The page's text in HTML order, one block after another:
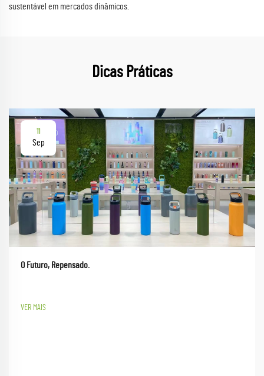
sustentável em mercados dinâmicos.
Dicas Práticas
11
Sep
O Futuro, Repensado.
VER MAIS